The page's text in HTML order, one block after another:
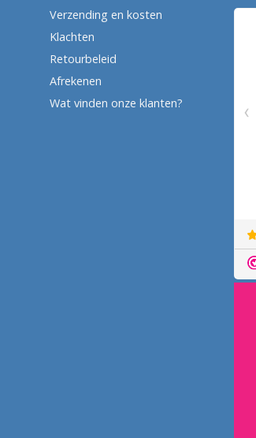
Verzending en kosten
Klachten
Retourbeleid
Afrekenen
Wat vinden onze klanten?